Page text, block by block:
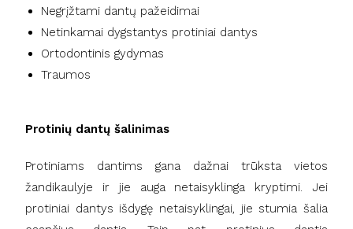
Negrįžtami dantų pažeidimai
Netinkamai dygstantys protiniai dantys
Ortodontinis gydymas
Traumos
Protinių dantų šalinimas
Protiniams dantims gana dažnai trūksta vietos
žandikaulyje ir jie auga netaisyklinga kryptimi. Jei
protiniai dantys išdygę netaisyklingai, jie stumia šalia